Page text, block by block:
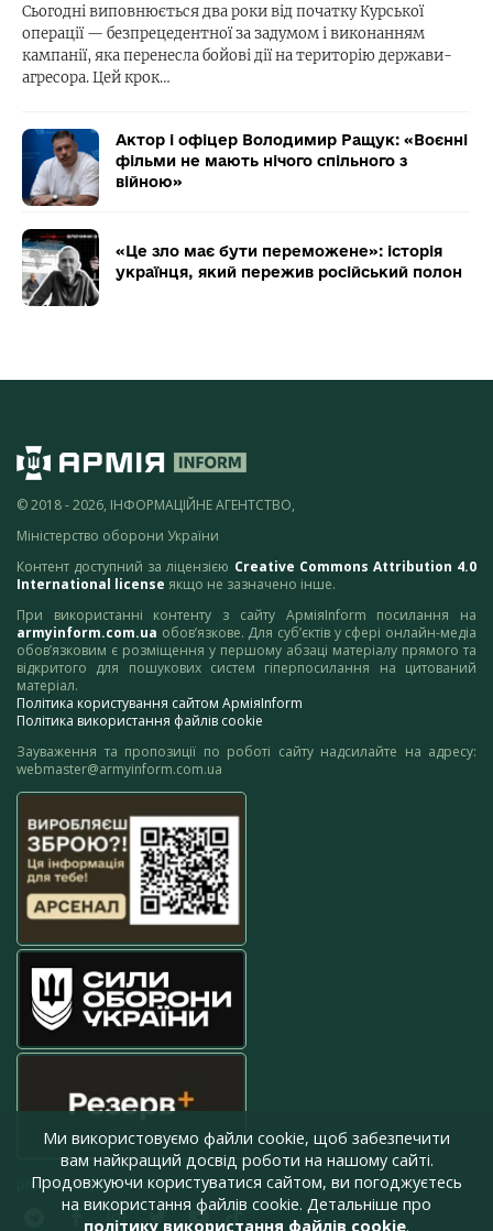
Сьогодні виповнюється два роки від початку Курської
операції — безпрецедентної за задумом і виконанням
кампанії, яка перенесла бойові дії на територію держави-
агресора. Цей крок…
Актор і офіцер Володимир Ращук: «Воєнні
фільми не мають нічого спільного з
війною»
«Це зло має бути переможене»: історія
українця, який пережив російський полон
© 2018 - 2026, ІНФОРМАЦІЙНЕ АГЕНТСТВО,
Міністерство оборони України
Контент доступний за ліцензією Creative Commons Attribution 4.0
International license якщо не зазначено інше.
При використанні контенту з сайту АрміяInform посилання на
armyinform.com.ua обов’язкове. Для суб’єктів у сфері онлайн-медіа
обов’язковим є розміщення у першому абзаці матеріалу прямого та
відкритого для пошукових систем гіперпосилання на цитований
матеріал.
Політика користування сайтом АрміяInform
Політика використання файлів cookie
Зауваження та пропозиції по роботі сайту надсилайте на адресу:
webmaster@armyinform.com.ua
press@armyinform.com.ua
Ми використовуємо файли cookie, щоб забезпечити
вам найкращий досвід роботи на нашому сайті.
Продовжуючи користуватися сайтом, ви погоджуєтесь
на використання файлів cookie. Детальніше про
політику використання файлів cookie.